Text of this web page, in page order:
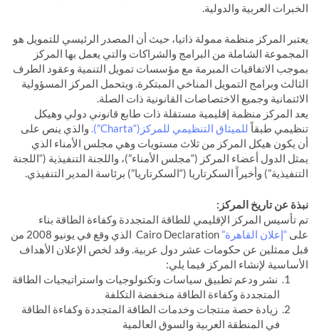
الخبرات العربية والدولية.
يعتبر المركز منظمة ممولة ذاتيا، حيث أن المصدر الرئيسي للتمويل هو
المجموعة الشاملة من البرامج والشراكات والتي يعمل بها المركز
بموجب الاتفاقيات المبرمة مع مؤسسات تمويل التنمية وعقود الطرف
الثالث وبرامج التمويل المناخي المبتكرة. ويتحمل المركز المسؤولية
الائتمانية وجميع الاختصاصات القانونية ذات الصلة.
يعد المركز منظمة إقليمية مستقلة ذات طابع قانوني دولي وهيكل
تنظيمي طبقاًللميثاق التنظيمي للمركز(“Charta”).
والذي ينص على
أن يكون هيكل المركز من ثلاث مستويات وهي مجلس الأمناء الذي
يمثل الدول أعضاء المركز (“مجلس الأمناء”)، واللجنة التنفيذية (“اللجنة
التنفيذية”) وأخيراً السكرتاريا (“السكرتاريا”) برئاسة المدير التنفيذي.
نبذة عن تاريخ المركز:
تم تأسيس المركز الإقليمي للطاقة المتجددة وكفاءة الطاقة بناء
على “إعلان القاهرة”
Cairo Declaration الذي وقع في يونيو 2008 من
قبل ممثلين عن حكومات عشر دول عربية. وقد لخص الإعلان الأهداف
الأساسية لإنشاء المركز فيما يلي:
نشر ودعم تطبيق سياسات وتكنولوجيات واستراتيجيات الطاقة
المتجددة وكفاءة الطاقة منخفضة التكلفة
زيادة حصة منتجات وخدمات الطاقة المتجددة وكفاءة الطاقة
في المنطقة العربية والسوق العالمية